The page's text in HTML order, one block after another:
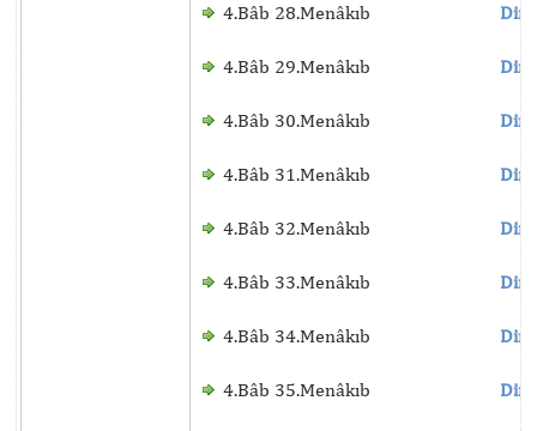
4.Bâb 28.Menâkıb
4.Bâb 29.Menâkıb
4.Bâb 30.Menâkıb
4.Bâb 31.Menâkıb
4.Bâb 32.Menâkıb
4.Bâb 33.Menâkıb
4.Bâb 34.Menâkıb
4.Bâb 35.Menâkıb